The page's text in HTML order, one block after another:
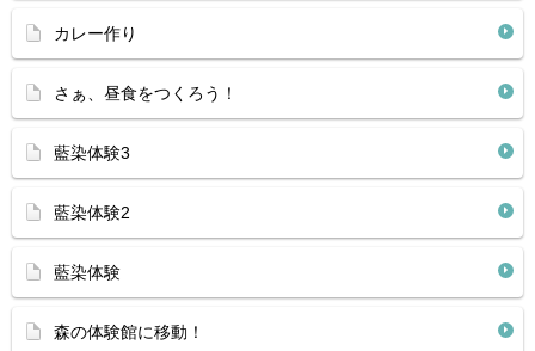
カレー作り
さぁ、昼食をつくろう！
藍染体験3
藍染体験2
藍染体験
森の体験館に移動！